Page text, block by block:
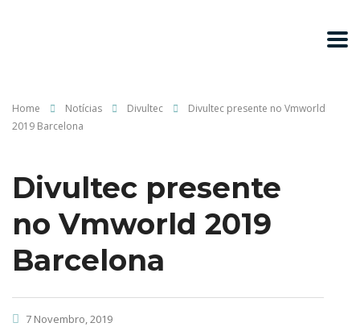
Home Notícias Divultec
Divultec presente no Vmworld
2019 Barcelona
Divultec presente
no Vmworld 2019
Barcelona
7 Novembro, 2019